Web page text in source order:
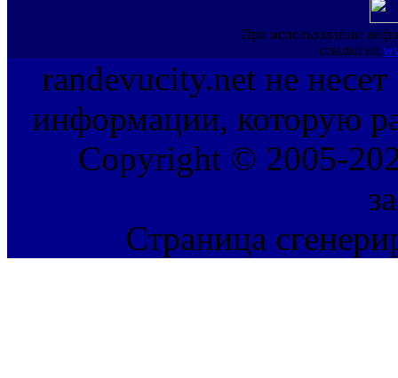
При использовании
ссылка на
randevucity.net не несет
информации, которую
Copyright © 2005-
Страница